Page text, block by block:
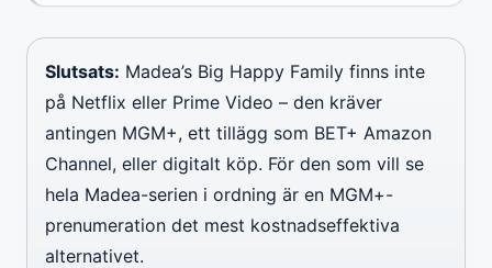
Slutsats: Madea’s Big Happy Family finns inte
på Netflix eller Prime Video – den kräver
antingen MGM+, ett tillägg som BET+ Amazon
Channel, eller digitalt köp. För den som vill se
hela Madea-serien i ordning är en MGM+-
prenumeration det mest kostnadseffektiva
alternativet.